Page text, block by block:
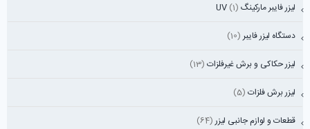
لیزر فایبر مارکینگ UV (1)
دستگاه لیزر فایبر (10)
لیزر حکاکی و برش غیرفلزات (13)
لیزر برش فلزات (5)
قطعات و لوازم جانبی لیزر (64)